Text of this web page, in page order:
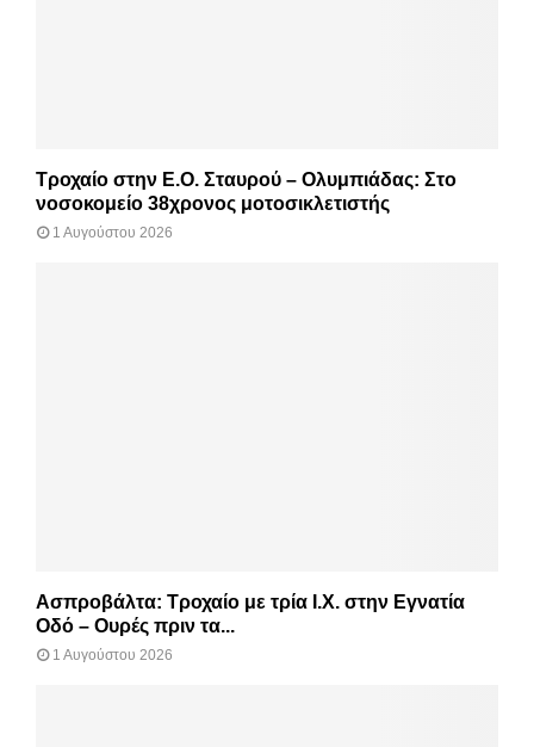
Τροχαίο στην Ε.Ο. Σταυρού – Ολυμπιάδας: Στο
νοσοκομείο 38χρονος μοτοσικλετιστής
1 Αυγούστου 2026
Ασπροβάλτα: Τροχαίο με τρία Ι.Χ. στην Εγνατία
Οδό – Ουρές πριν τα...
1 Αυγούστου 2026